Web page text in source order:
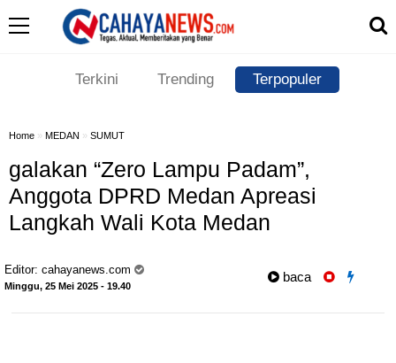
Terkini Trending Terpopuler
Home » MEDAN » SUMUT
galakan “Zero Lampu Padam”,
Anggota DPRD Medan Apreasi
Langkah Wali Kota Medan
Editor: cahayanews.com
Minggu, 25 Mei 2025 - 19.40
baca